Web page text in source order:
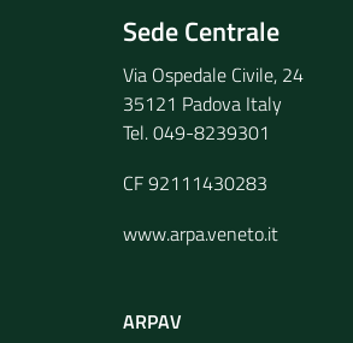
Sede Centrale
Via Ospedale Civile, 24
35121 Padova Italy
Tel. 049-8239301
CF 92111430283
www.arpa.veneto.it
ARPAV